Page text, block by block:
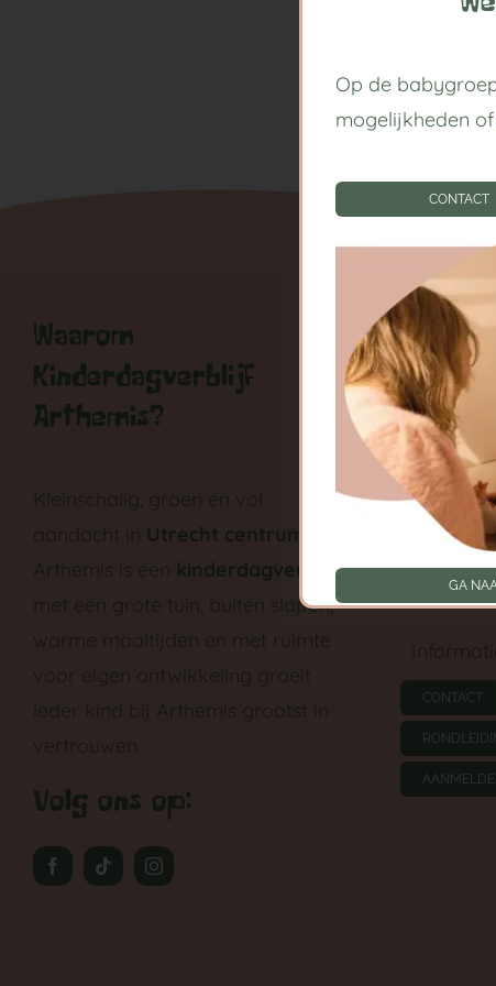
Waarom
Kinderdagverblijf
Arthemis?
Kleinschalig, groen en vol
aandacht in Utrecht centrum
Arthemis is een kinderdagverblijf
met een grote tuin, buiten slapen,
warme maaltijden en met ruimte
voor eigen ontwikkeling groeit
ieder kind bij Arthemis grootst in
vertrouwen.
Volg ons op:
Centrum
Tarieven
CONTACT
Op de
mogelijkheden of
CONTACT
GA